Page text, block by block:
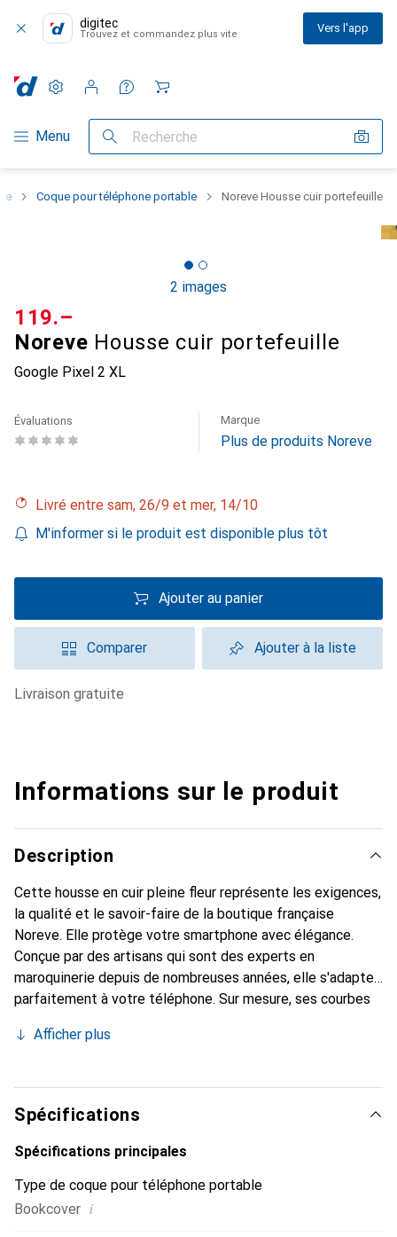
digitec
Trouvez et commandez plus vite Vers l'app
Navigation par catégorie
Menu Recherche
Paramètres
Compte client
Listes de comparaison
Listes d'envies
Panier
Coque pour téléphone portable Noreve Housse cuir portefeuille
2 images
Noreve Housse cuir portefeuille
Google Pixel 2 XL
CHF
119.–
Évaluations Marque
Plus de produits Noreve
Livré entre sam, 26/9 et mer, 14/10
M'informer si le produit est disponible plus tôt
Ajouter au panier
Comparer Ajouter à la liste
livraison gratuite
Informations sur le produit
Description
Cette housse en cuir pleine fleur représente les exigences,
la qualité et le savoir-faire de la boutique française
Noreve. Elle protège votre smartphone avec élégance.
Conçue par des artisans qui sont des experts en
maroquinerie depuis de nombreuses années, elle s'adapte
parfaitement à votre téléphone. Sur mesure, ses courbes
devient un accessoire chic et incontournable pour votre
produits de haute qualité, la marque Noreve est un choix
sûr pour une clientèle exigeante.
Afficher plus
Spécifications
Spécifications principales
Type de coque pour téléphone portable
Bookcover i